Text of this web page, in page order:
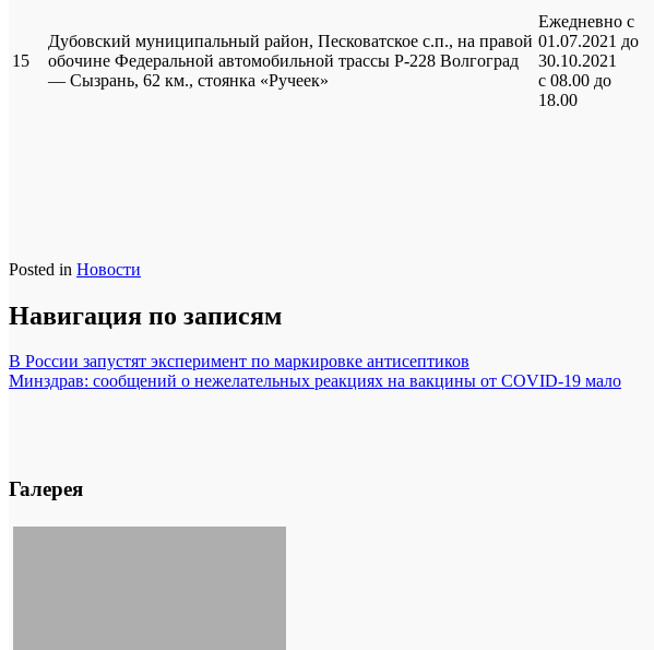
15
Дубовский муниципальный район, Песковатское с.п., на правой
обочине Федеральной автомобильной трассы Р-228 Волгоград
— Сызрань, 62 км., стоянка «Ручеек»
Ежедневно с
01.07.2021 до
30.10.2021
с 08.00 до
18.00
Posted in Новости
Навигация по записям
В России запустят эксперимент по маркировке антисептиков
Минздрав: сообщений о нежелательных реакциях на вакцины от COVID-19 мало
Галерея